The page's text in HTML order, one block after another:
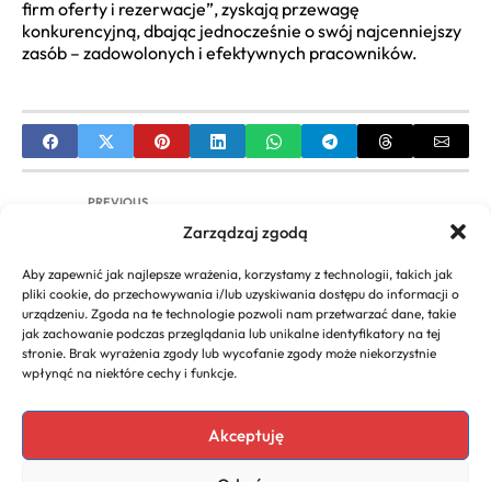
Zarządzaj zgodą
Aby zapewnić jak najlepsze wrażenia, korzystamy z technologii, takich jak
pliki cookie, do przechowywania i/lub uzyskiwania dostępu do informacji o
urządzeniu. Zgoda na te technologie pozwoli nam przetwarzać dane, takie
jak zachowanie podczas przeglądania lub unikalne identyfikatory na tej
stronie. Brak wyrażenia zgody lub wycofanie zgody może niekorzystnie
wpłynąć na niektóre cechy i funkcje.
Akceptuję
firm oferty i rezerwacje”, zyskają przewagę
konkurencyjną, dbając jednocześnie o swój najcenniejszy
zasób – zadowolonych i efektywnych pracowników.
PREVIOUS
ZUS dla nowych firm – Kompleksowy przewodnik
NEXT
DKNY: Co to za marka? Poznaj historię, styl i
ofertę brandu
Copyright 2026. All rights